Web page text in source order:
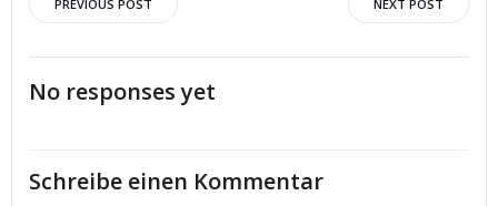
navigation
PREVIOUS POST
navigation
NEXT POST
No responses yet
Schreibe einen Kommentar